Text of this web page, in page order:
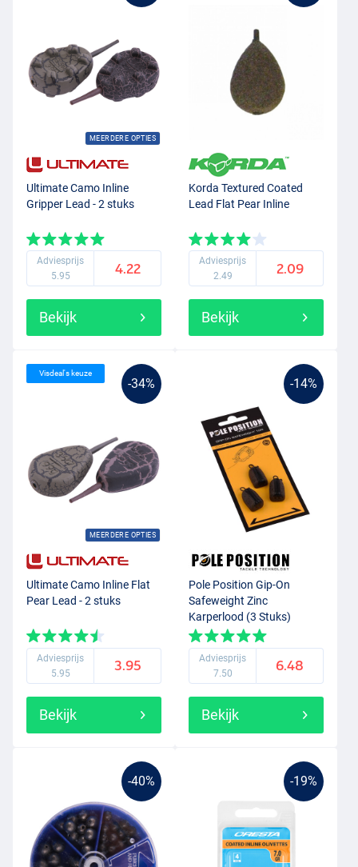
MEERDERE OPTIES
Ultimate Camo Inline
Gripper Lead - 2 stuks
Adviesprijs
5.95
4.22
Bekijk
Korda Textured Coated
Lead Flat Pear Inline
Adviesprijs
2.49
2.09
Bekijk
-34%
MEERDERE OPTIES
Visdeal's keuze
Ultimate Camo Inline Flat
Pear Lead - 2 stuks
Adviesprijs
5.95
3.95
Bekijk
-14%
Pole Position Gip-On
Safeweight Zinc
Karperlood (3 Stuks)
Adviesprijs
7.50
6.48
Bekijk
-40% -19%